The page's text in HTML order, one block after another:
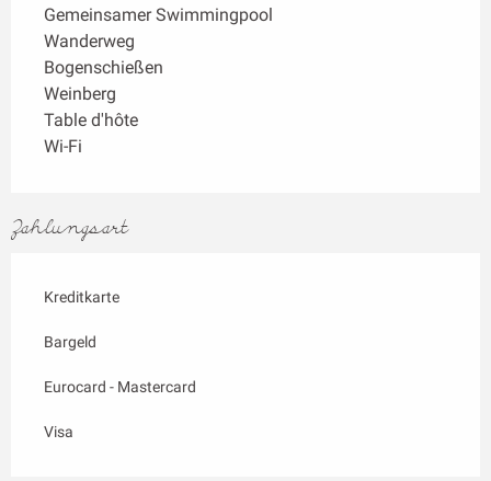
Gemeinsamer Swimmingpool
Wanderweg
Bogenschießen
Weinberg
Table d'hôte
Wi-Fi
Zahlungsart
Kreditkarte
Bargeld
Eurocard - Mastercard
Visa